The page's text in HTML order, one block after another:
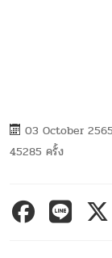
03 October 2565
45285 ครั้ง